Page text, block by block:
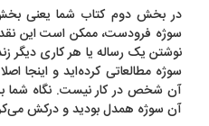
بخش دوم کتاب شما یعنی بخش
فرودست، ممکن است این نقد به
یک رساله یا هر کاری دیگر
مطالعاتی کرده‌اید و اینجا اصلا
شخص در کار نیست. نگاه شما به این
سوژه همدل بودید و درکش می‌کردید؟